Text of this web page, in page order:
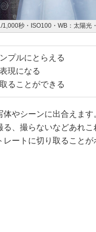
秒・ISO100・WB：太陽光
プルにとらえる
現になる
ることができる
やシーンに出合えます
、撮らないなどあれこ
ートに切り取ることが